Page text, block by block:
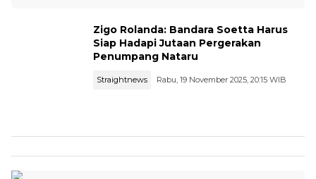
Zigo Rolanda: Bandara Soetta Harus
Siap Hadapi Jutaan Pergerakan
Penumpang Nataru
Straightnews Rabu, 19 November 2025, 20:15 WIB